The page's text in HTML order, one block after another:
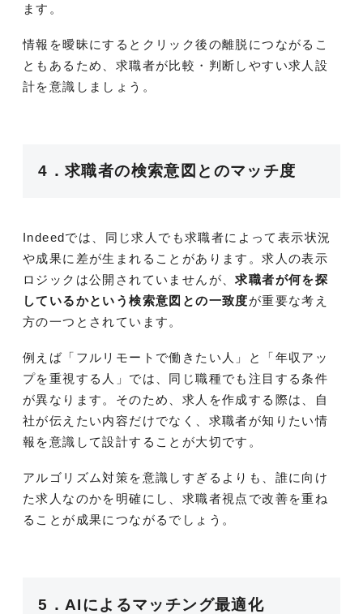
ます。
情報を曖昧にするとクリック後の離脱につながるこ
ともあるため、求職者が比較・判断しやすい求人設
計を意識しましょう。
4．求職者の検索意図とのマッチ度
Indeedでは、同じ求人でも求職者によって表示状況
や成果に差が生まれることがあります。求人の表示
ロジックは公開されていませんが、求職者が何を探
しているかという検索意図との一致度が重要な考え
方の一つとされています。
例えば「フルリモートで働きたい人」と「年収アッ
プを重視する人」では、同じ職種でも注目する条件
が異なります。そのため、求人を作成する際は、自
社が伝えたい内容だけでなく、求職者が知りたい情
報を意識して設計することが大切です。
アルゴリズム対策を意識しすぎるよりも、誰に向け
た求人なのかを明確にし、求職者視点で改善を重ね
ることが成果につながるでしょう。
5．AIによるマッチング最適化